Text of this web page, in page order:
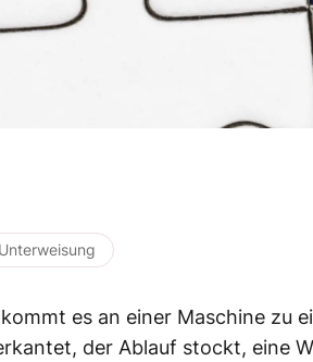
Unterweisung
es an einer Maschine zu
der Ablauf stockt, eine